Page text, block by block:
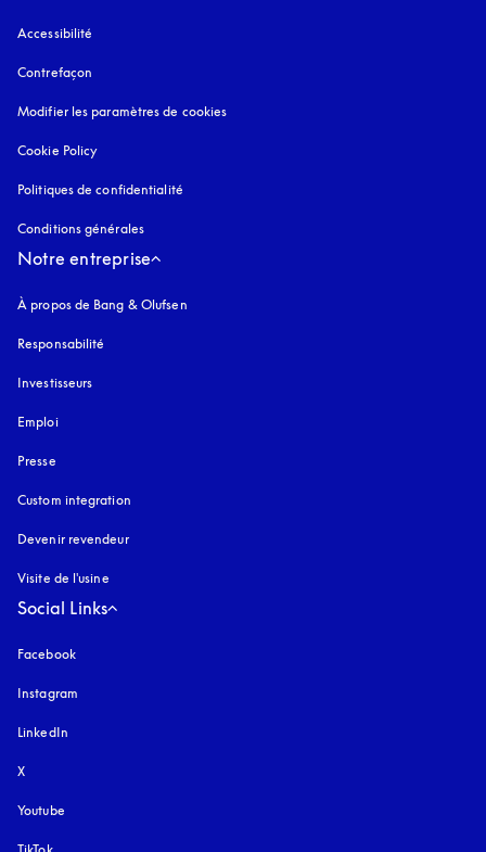
Accessibilité
Contrefaçon
Modifier les paramètres de cookies
Cookie Policy
Politiques de confidentialité
Conditions générales
Notre entreprise
À propos de Bang & Olufsen
Responsabilité
Investisseurs
Emploi
Presse
Custom integration
Devenir revendeur
Visite de l'usine
Social Links
Facebook
Instagram
LinkedIn
X
Youtube